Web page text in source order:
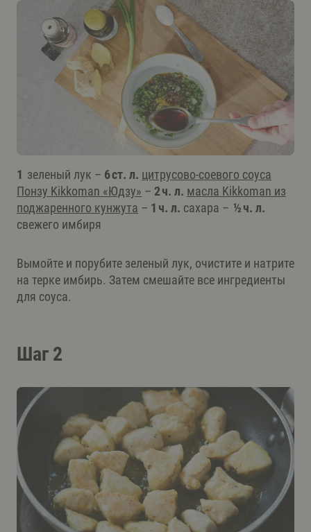
1 зеленый лук – 6 ст. л. цитрусово-соевого соуса
Понзу Kikkoman «Юдзу» – 2 ч. л. масла Kikkoman из
поджаренного кунжута – 1 ч. л. сахара – ½ ч. л.
свежего имбиря
Вымойте и порубите зеленый лук, очистите и натрите
на терке имбирь. Затем смешайте все ингредиенты
для соуса.
Шаг 2